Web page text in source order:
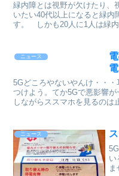
緑内障とは視野が欠けたり
いたい40代以上になると緑内
す。 しかも20人に1人は緑
ニュース
5Gどころやないやんけ・・
つけよう。てか5Gで悪影響
しながらススマホを見るのは
ニュース
い